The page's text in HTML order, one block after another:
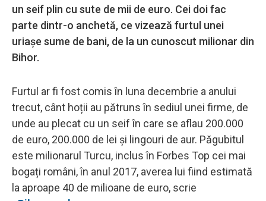
un seif plin cu sute de mii de euro. Cei doi fac
parte dintr-o anchetă, ce vizează furtul unei
uriașe sume de bani, de la un cunoscut milionar din
Bihor.
Furtul ar fi fost comis în luna decembrie a anului
trecut, cânt hoții au pătruns în sediul unei firme, de
unde au plecat cu un seif în care se aflau 200.000
de euro, 200.000 de lei și lingouri de aur. Păgubitul
este milionarul Turcu, inclus în Forbes Top cei mai
bogați români, în anul 2017, averea lui fiind estimată
la aproape 40 de milioane de euro, scrie